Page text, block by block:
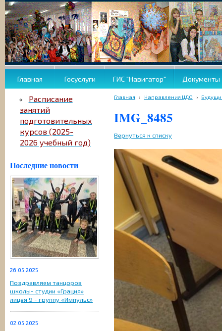
Главная Госуслуги ГИС "Навигатор" Документы
Расписание
занятий
подготовительных
курсов (2025-
2026 учебный год)
Последние новости
26.05.2025
Поздравляем танцоров
школы- студии «Грация»
лицея 9 - группу «Импульс»
02.05.2025
Главная › Направления ЦДО ›
IMG_8485
Вернуться к списку